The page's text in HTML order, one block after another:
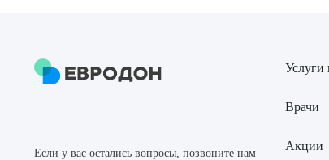
Если у вас остались вопросы, позвоните нам
Врачи
Акции